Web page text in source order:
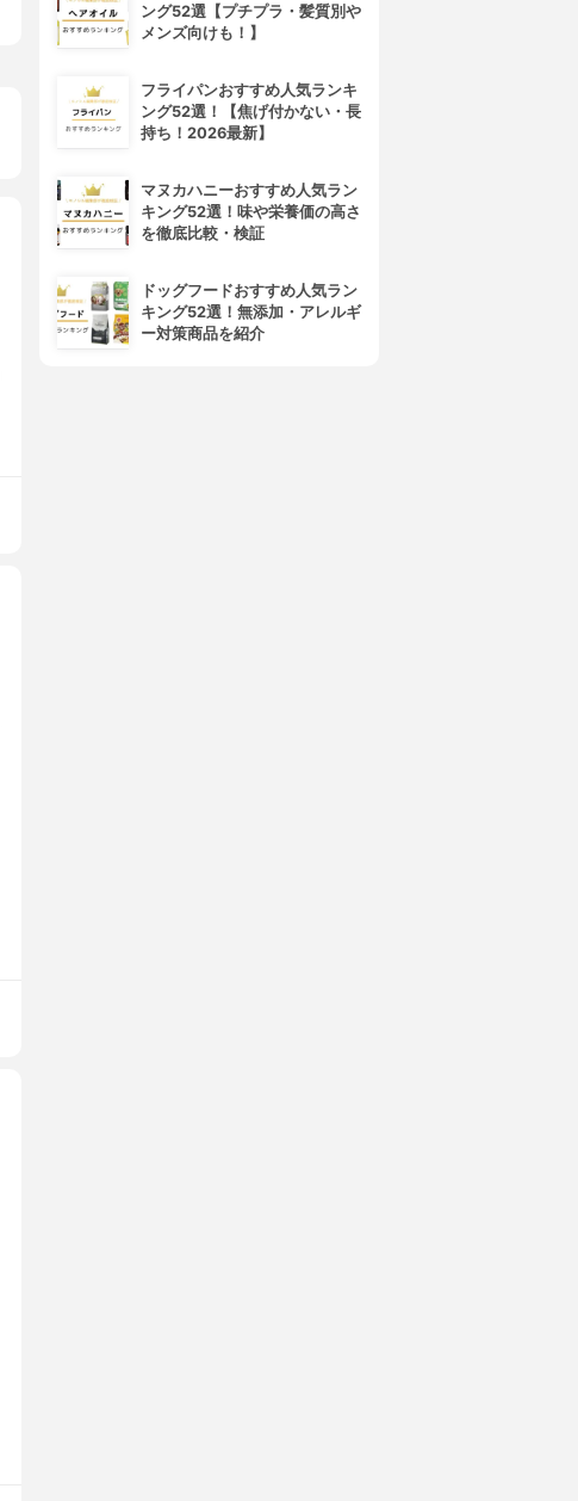
ング52選【プチプラ・髪質別や
メンズ向けも！】
フライパンおすすめ人気ランキ
ング52選！【焦げ付かない・長
持ち！2026最新】
マヌカハニーおすすめ人気ラン
キング52選！味や栄養価の高さ
を徹底比較・検証
ドッグフードおすすめ人気ラン
キング52選！無添加・アレルギ
ー対策商品を紹介